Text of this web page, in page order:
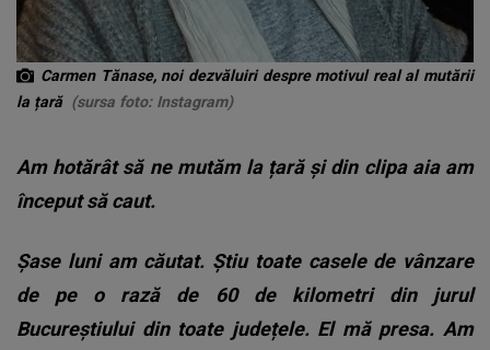
Carmen Tănase, noi dezvăluiri despre motivul real al mutării
la țară (sursa foto: Instagram)
Am hotărât să ne mutăm la țară și din clipa aia am
început să caut.
Șase luni am căutat. Știu toate casele de vânzare
de pe o rază de 60 de kilometri din jurul
Bucureștiului din toate județele. El mă presa. Am